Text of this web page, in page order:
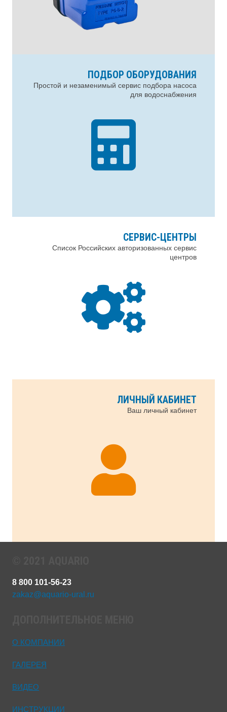
ПОДБОР ОБОРУДОВАНИЯ
Простой и незаменимый сервис подбора насоса
для водоснабжения
СЕРВИС-ЦЕНТРЫ
Список Российских авторизованных сервис
центров
ЛИЧНЫЙ КАБИНЕТ
Ваш личный кабинет
8 800 101-56-23
zakaz@aquario-ural.ru
О КОМПАНИИ
ГАЛЕРЕЯ
ВИДЕО
ИНСТРУКЦИИ